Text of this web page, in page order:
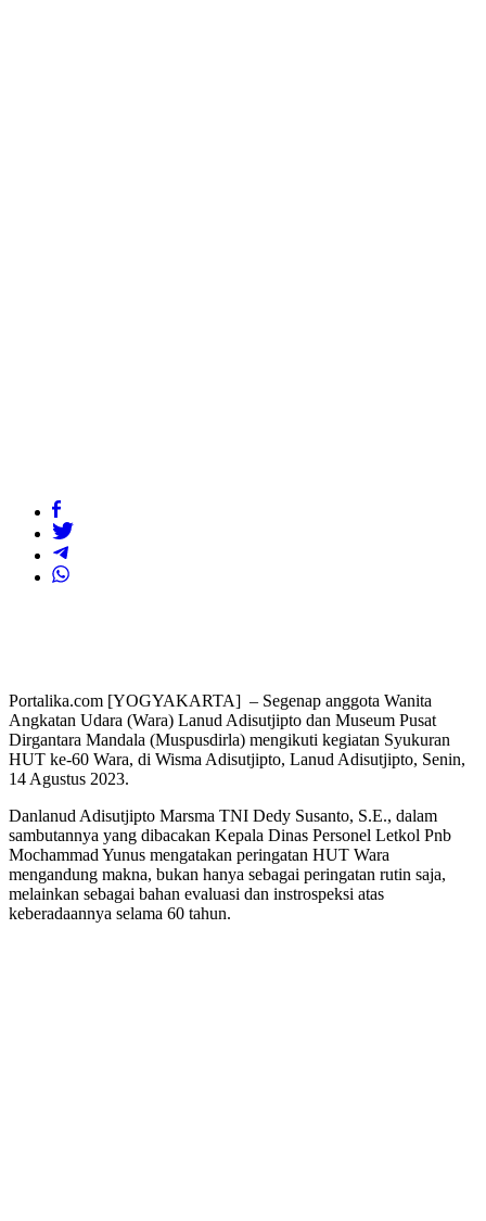
Portalika.com [YOGYAKARTA] – Segenap anggota Wanita
Angkatan Udara (Wara) Lanud Adisutjipto dan Museum Pusat
Dirgantara Mandala (Muspusdirla) mengikuti kegiatan Syukuran
HUT ke-60 Wara, di Wisma Adisutjipto, Lanud Adisutjipto, Senin,
14 Agustus 2023.
Danlanud Adisutjipto Marsma TNI Dedy Susanto, S.E., dalam
sambutannya yang dibacakan Kepala Dinas Personel Letkol Pnb
Mochammad Yunus mengatakan peringatan HUT Wara
mengandung makna, bukan hanya sebagai peringatan rutin saja,
melainkan sebagai bahan evaluasi dan instrospeksi atas
keberadaannya selama 60 tahun.